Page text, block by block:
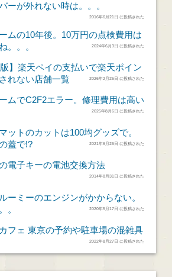
ーが外れない時は。。。
2016年6月21日 に投稿された
ムの10年後。10万円の点検費用は
。。。
2024年6月3日 に投稿された
版】楽天ペイの支払いで楽天ポイン
れない店舗一覧
2026年2月25日 に投稿された
ムでC2F2エラー。修理費用は高い
2025年8月6日 に投稿された
ットのカットは100均グッズで。
蓋で!?
2021年6月26日 に投稿された
電子キーの電池交換方法
2014年8月31日 に投稿された
ーミーのエンジンがかからない。
。
2020年5月17日 に投稿された
フェ 東京の予約や駐車場の混雑具
2022年8月27日 に投稿された